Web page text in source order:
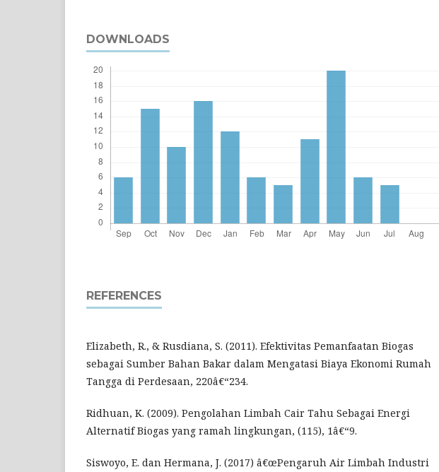
DOWNLOADS
REFERENCES
Elizabeth, R., & Rusdiana, S. (2011). Efektivitas Pemanfaatan Biogas
sebagai Sumber Bahan Bakar dalam Mengatasi Biaya Ekonomi Rumah
Tangga di Perdesaan, 220â€“234.
Ridhuan, K. (2009). Pengolahan Limbah Cair Tahu Sebagai Energi
Alternatif Biogas yang ramah lingkungan, (115), 1â€“9.
Siswoyo, E. dan Hermana, J. (2017) â€œPengaruh Air Limbah Industri